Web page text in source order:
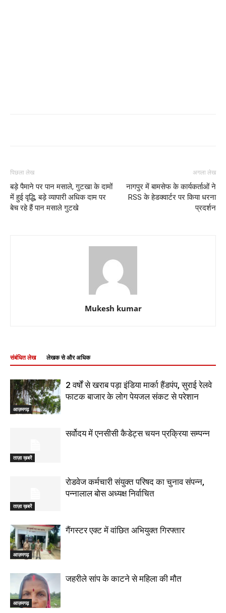
पिछला लेख
बड़े पैमाने पर पान मसाले, गुटखा के दामों
में हुई वृद्धि, बड़े व्यापारी अधिक दाम पर
बेच रहे हैं पान मसाले गुटखे
अगला लेख
नागपुर में बामसेफ के कार्यकर्ताओं ने
RSS के हेडक्वार्टर पर किया धरना
प्रदर्शन
Mukesh kumar
संबंधित लेख लेखक से और अधिक
आज़मगढ़
2 वर्षों से खराब पड़ा इंडिया मार्का हैंडपंप, सुराई रेलवे
फाटक बाजार के लोग पेयजल संकट से परेशान
ताज़ा ख़बरें
सर्वोदय में एनसीसी कैडेट्स चयन प्रक्रिया सम्पन्न
ताज़ा ख़बरें
रोडवेज कर्मचारी संयुक्त परिषद का चुनाव संपन्न,
पन्नालाल बोस अध्यक्ष निर्वाचित
आज़मगढ़
गैंगस्टर एक्ट में वांछित अभियुक्त गिरफ्तार
आज़मगढ़
जहरीले सांप के काटने से महिला की मौत